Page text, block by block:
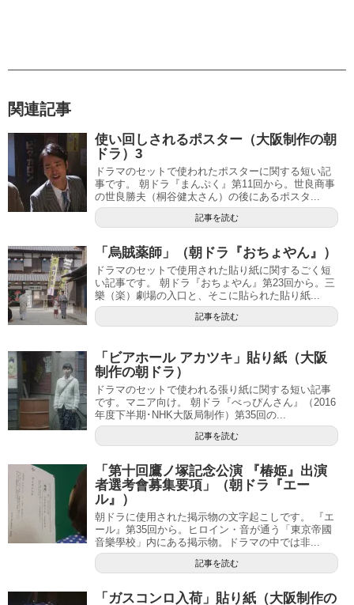
関連記事
使い回しされるポスター（大阪制作の朝
ドラ）3
ドラマのセットで使われたポスターに関する短い記
事です。 朝ドラ『まんぷく』第11回から。世良商事
の世良勝夫（桐谷健太さん）の後にあるポスタ...
記事を読む
「烏賊薬師」（朝ドラ『おちょやん』）
ドラマのセットで使用された貼り紙に関するごく短
い記事です。 朝ドラ『おちょやん』第23回から。三
樂（楽）劇場の入口と、そこに貼られた貼り紙...
記事を読む
「ビアホール アカツキ」貼り紙（大阪
制作の朝ドラ）
ドラマのセットで使われる張り紙に関する短い記事
です。マニア向け。 朝ドラ『べっぴんさん』（2016
年度下半期･NHK大阪局制作）第35回の...
記事を読む
「第十回鷹ノ塚記念公演 『椿姫』出演
者選考會募集要項」（朝ドラ『エー
ル』）
朝ドラに使用された掲示物の文字起こしです。 『エ
ール』第35回から。ヒロイン・音が通う「東京帝國
音樂學校」内にある掲示物。ドラマの中では非...
記事を読む
「ガスコンロ入荷」貼り紙（大阪制作の